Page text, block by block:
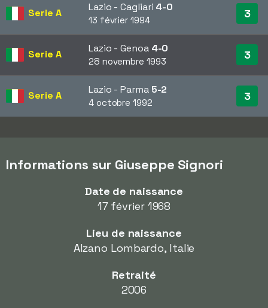
Serie A Lazio - Cagliari 4-0
13 février 1994 3
Serie A Lazio - Genoa 4-0
28 novembre 1993 3
Serie A Lazio - Parma 5-2
4 octobre 1992 3
Informations sur Giuseppe Signori
Date de naissance
17 février 1968
Lieu de naissance
Alzano Lombardo, Italie
Retraité
2006